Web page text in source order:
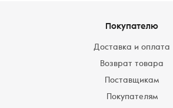
Покупателю
Доставка и оплата
Возврат товара
Поставщикам
Покупателям